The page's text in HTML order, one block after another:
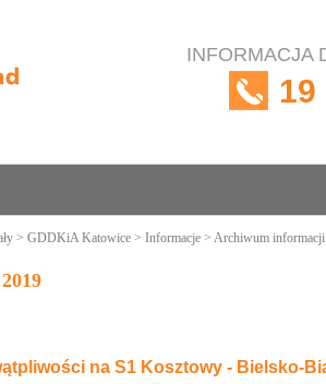
INFORMACJA
19
> GDDKiA Katowice > Informacje > Archiwum informacji
na S1 Kosztowy - Bielsko-